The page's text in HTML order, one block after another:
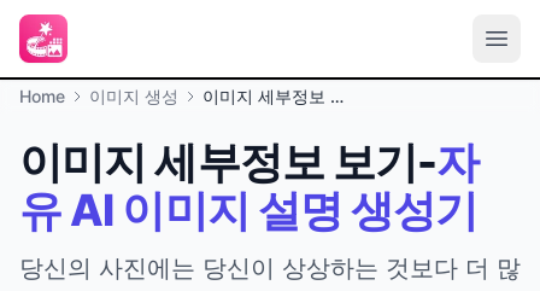
Home 이미지 생성 이미지 세부정보 보기
이미지 세부정보 보기-자
유 AI 이미지 설명 생성기
당신의 사진에는 당신이 상상하는 것보다 더 많